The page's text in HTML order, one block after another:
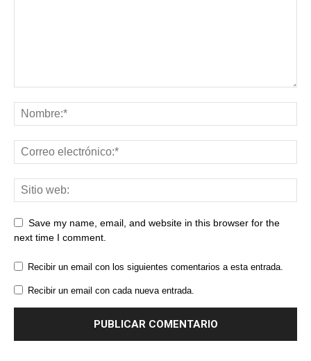
Save my name, email, and website in this browser for the
next time I comment.
Recibir un email con los siguientes comentarios a esta entrada.
Recibir un email con cada nueva entrada.